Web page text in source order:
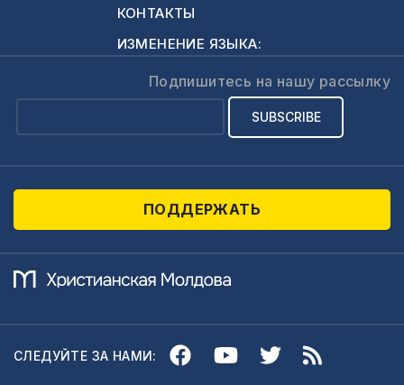
КОНТАКТЫ
ИЗМЕНЕНИЕ ЯЗЫКА:
Подпишитесь на нашу рассылку
ПОДДЕРЖАТЬ
СЛЕДУЙТЕ ЗА НАМИ: